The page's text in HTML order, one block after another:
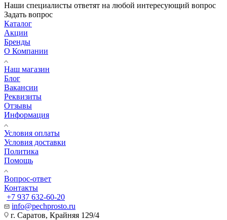
Наши специалисты ответят на любой интересующий вопрос
Задать вопрос
Каталог
Акции
Бренды
О Компании
Наш магазин
Блог
Вакансии
Реквизиты
Отзывы
Информация
Условия оплаты
Условия доставки
Политика
Помощь
Вопрос-ответ
Контакты
+7 937 632-60-20
info@pechprosto.ru
г. Саратов, Крайняя 129/4